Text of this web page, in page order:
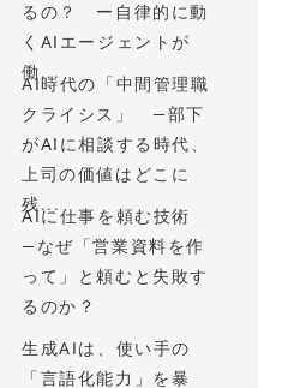
るの？ ー自律的に動
くAIエージェントが
働...
AI時代の「中間管理職
クライシス」 —部下
がAIに相談する時代、
上司の価値はどこに
残...
AIに仕事を頼む技術
—なぜ「営業資料を作
って」と頼むと失敗す
るのか？
生成AIは、使い手の
「言語化能力」を暴